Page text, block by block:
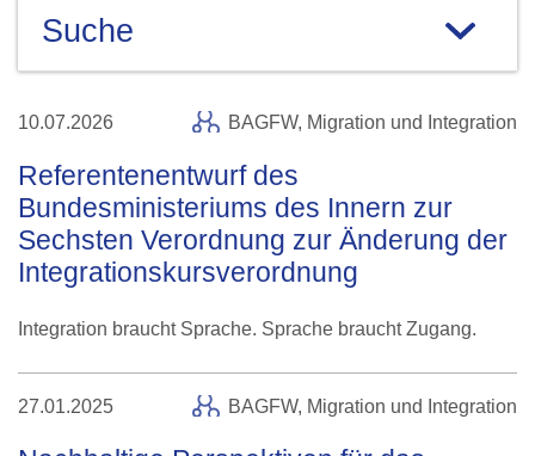
Suche
10.07.2026 BAGFW, Migration und Integration
Referentenentwurf des
Bundesministeriums des Innern zur
Sechsten Verordnung zur Änderung der
Integrationskursverordnung
Integration braucht Sprache. Sprache braucht Zugang.
27.01.2025 BAGFW, Migration und Integration